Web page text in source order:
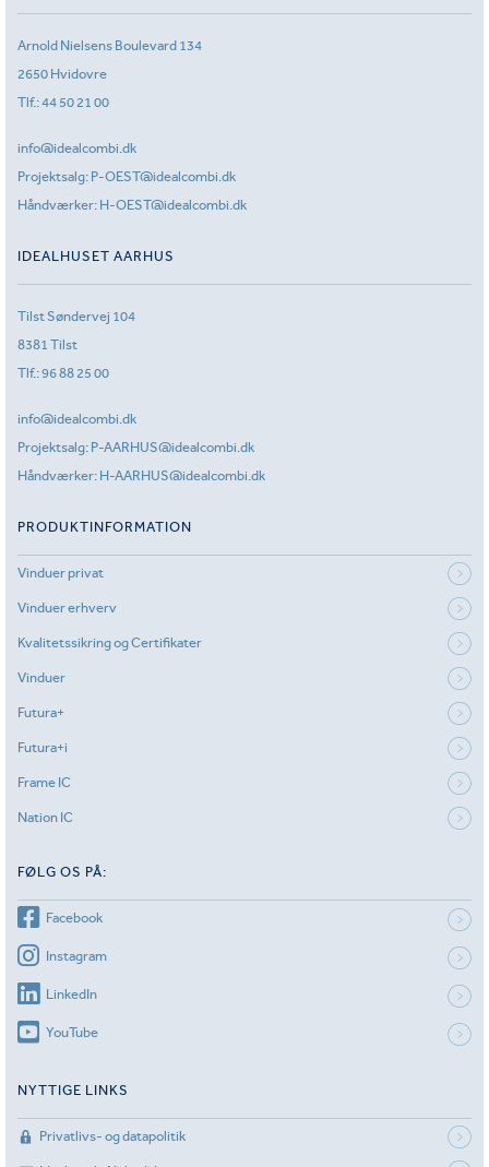
Arnold Nielsens Boulevard 134
2650 Hvidovre
Tlf.:44 50 21 00
info@idealcombi.dk
Projektsalg: P-OEST@idealcombi.dk
Håndværker: H-OEST@idealcombi.dk
IDEALHUSET AARHUS
Tilst Søndervej 104
8381 Tilst
Tlf.:96 88 25 00
info@idealcombi.dk
Projektsalg: P-AARHUS@idealcombi.dk
Håndværker: H-AARHUS@idealcombi.dk
PRODUKTINFORMATION
Vinduer privat
Vinduer erhverv
Kvalitetssikring og Certifikater
Vinduer
Futura+
Futura+i
Frame IC
Nation IC
FØLG OS PÅ:
Facebook
Instagram
LinkedIn
YouTube
NYTTIGE LINKS
Privatlivs- og datapolitik